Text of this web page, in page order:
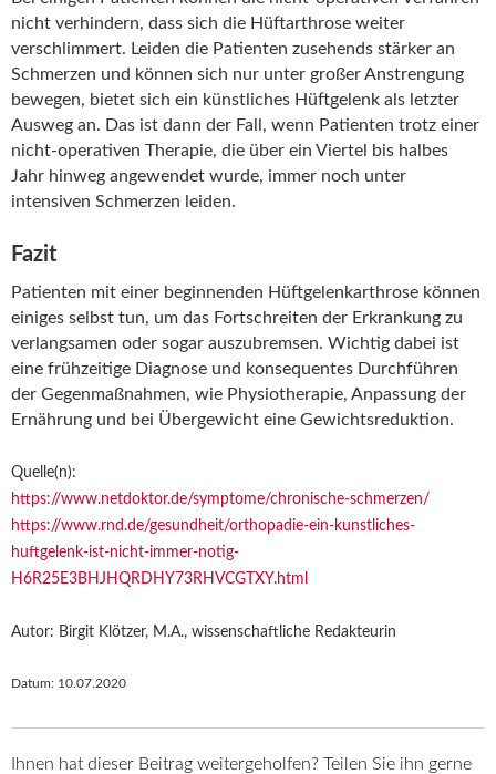
nicht verhindern, dass sich die Hüftarthrose weiter
verschlimmert. Leiden die Patienten zusehends stärker an
Schmerzen und können sich nur unter großer Anstrengung
bewegen, bietet sich ein künstliches Hüftgelenk als letzter
Ausweg an. Das ist dann der Fall, wenn Patienten trotz einer
nicht-operativen Therapie, die über ein Viertel bis halbes
Jahr hinweg angewendet wurde, immer noch unter
intensiven Schmerzen leiden.
Fazit
Patienten mit einer beginnenden Hüftgelenkarthrose können
einiges selbst tun, um das Fortschreiten der Erkrankung zu
verlangsamen oder sogar auszubremsen. Wichtig dabei ist
eine frühzeitige Diagnose und konsequentes Durchführen
der Gegenmaßnahmen, wie Physiotherapie, Anpassung der
Ernährung und bei Übergewicht eine Gewichtsreduktion.
Quelle(n):
https://www.netdoktor.de/symptome/chronische-schmerzen/
https://www.rnd.de/gesundheit/orthopadie-ein-kunstliches-
huftgelenk-ist-nicht-immer-notig-
H6R25E3BHJHQRDHY73RHVCGTXY.html
Autor: Birgit Klötzer, M.A., wissenschaftliche Redakteurin
Datum: 10.07.2020
Ihnen hat dieser Beitrag weitergeholfen? Teilen Sie ihn gerne